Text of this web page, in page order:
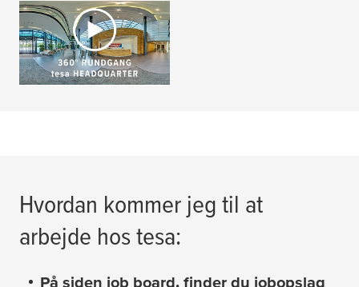
Besøg hovedkontoret
LÆS MERE
Hvordan kommer jeg til at
arbejde hos tesa:
På siden job board, finder du jobopslag